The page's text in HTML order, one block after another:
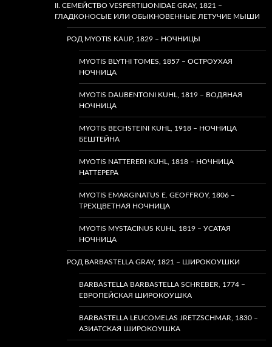
II. СЕМЕЙСТВО VESPERTILIONIDAE GRAY, 1821 –
ГЛАДКОНОСЫЕ ИЛИ ОБЫКНОВЕННЫЕ ЛЕТУЧИЕ МЫШИ
РОД MYOTIS KAUP, 1829 – НОЧНИЦЫ
MYOTIS BLYTHI TOMES, 1857 – ОСТРОУХАЯ
НОЧНИЦА
MYOTIS DAUBENTONI KUHL, 1819 – ВОДЯНАЯ
НОЧНИЦА
MYOTIS BECHSTEINI KUHL, 1918 – НОЧНИЦА
БЕШТЕЙНА
MYOTIS NATTERERI KUHL, 1818 – НОЧНИЦА
НАТТЕРЕРА
MYOTIS EMARGINATUS E. GEOFFROY, 1806 –
ТРЕХЦВЕТНАЯ НОЧНИЦА
MYOTIS MYSTACINUS KUHL, 1819 – УСАТАЯ
НОЧНИЦА
РОД BARBASTELLA GRAY, 1821 – ШИРОКОУШКИ
BARBASTELLA BARBASTELLA SCHREBER, 1774 –
ЕВРОПЕЙСКАЯ ШИРОКОУШКА
BARBASTELLA LEUCOMELAS JRETZSCHMAR, 1830 –
АЗИАТСКАЯ ШИРОКОУШКА